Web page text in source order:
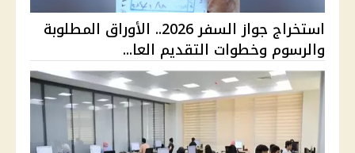
استخراج جواز السفر 2026.. الأوراق المطلوبة
والرسوم وخطوات التقديم العا...